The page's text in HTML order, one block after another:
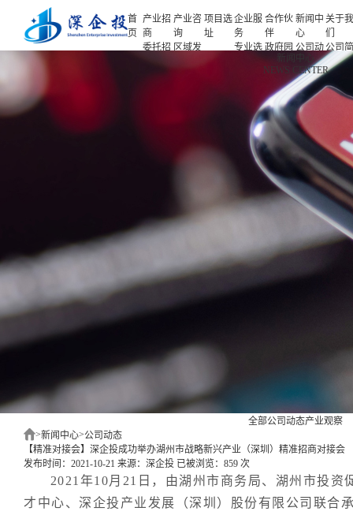
首
页
产业招
商
委托招
招商策
产业咨
询
区域发
项目选
址
企业服
务
专业选
投融资
服务
合作伙
伴
政府园
区
企业客
户
行业协
会
基金公
司
新闻中
心
公司动
产业观
察
关于
们
公司
介
人力
源
联系
产业咨询
新闻中心
NEWS CENTER
全部公司动态产业观察
>新闻中心>公司动态
【精准对接会】深企投成功举办湖州市战略新兴产业（深圳）精准招商对接会
发布时间：2021-10-21 来源：深企投 已被浏览：859 次
2021年10月21日，由湖州市商务局、湖州市投资
才中心、深企投产业发展（深圳）股份有限公司联合